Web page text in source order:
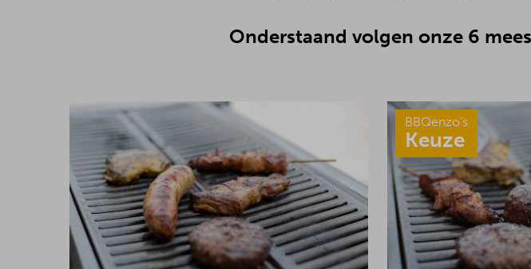
Onderstaand volgen onze 6
BBQenzo’s
Keuze